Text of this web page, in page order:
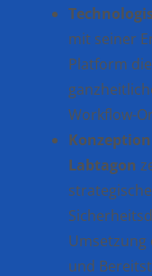
mit seiner
Platform
Workflow-
Labtagon
und